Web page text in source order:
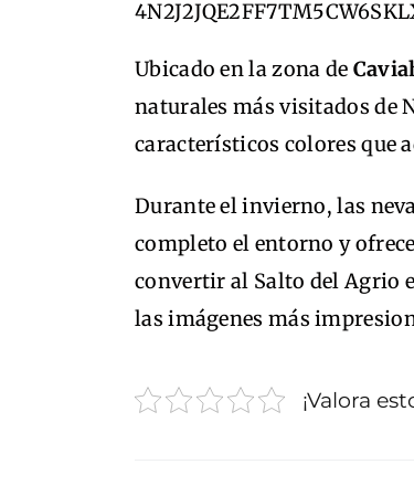
Ubicado en la zona de
naturales más visitados de
característicos colores que
Durante el invierno, las
completo el entorno y
convertir al Salto del Agrio
las imágenes más
¡Valora